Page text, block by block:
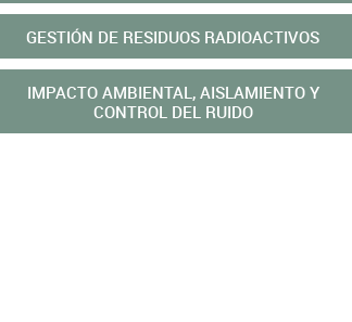
GESTIÓN DE RESIDUOS RADIOACTIVOS
IMPACTO AMBIENTAL, AISLAMIENTO Y
CONTROL DEL RUIDO